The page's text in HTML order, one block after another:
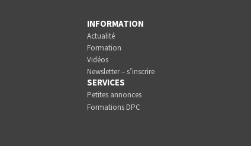
INFORMATION
Actualité
Formation
Vidéos
Newsletter – s’inscrire
SERVICES
Petites annonces
Formations DPC